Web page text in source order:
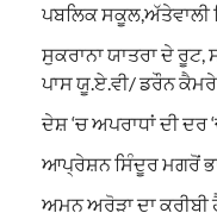
ਪਬਲਿਕ ਸਕੂਲ,ਅੱਤੇਵਾਲੀ
ਸੁਕਰਾਨਾ ਯਾਤਰਾ ਦੇ
ਪਾਸ ਯੂ.ਏ.ਵੀ/ ਡਰੌਨ
ਦੇਸ਼ ‘ਚ ਅਪਰਾਧਾਂ ਦੀ
ਆਪ੍ਰੇਸ਼ਨ ਸਿੰਦੂਰ ਮਗਰੋਂ
ਅਮਨ ਅਰੋੜਾ ਦਾ ਕਰੀਬੀ